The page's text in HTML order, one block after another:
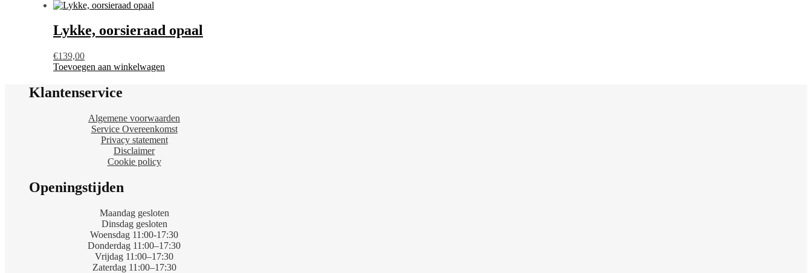
Lykke, oorsieraad opaal
€139,00
Toevoegen aan winkelwagen
Klantenservice
Algemene voorwaarden
Service Overeenkomst
Privacy statement
Disclaimer
Cookie policy
Openingstijden
Maandag gesloten
Dinsdag gesloten
Woensdag 11:00-17:30
Donderdag 11:00–17:30
Vrijdag 11:00–17:30
Zaterdag 11:00–17:30